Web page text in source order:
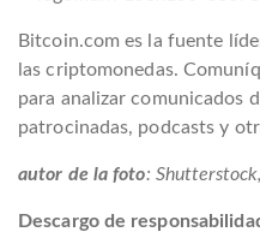
Bitcoin.com es la fuente
las criptomonedas.
para analizar comunicados
patrocinadas, podcasts y
autor de la foto:
Descargo de